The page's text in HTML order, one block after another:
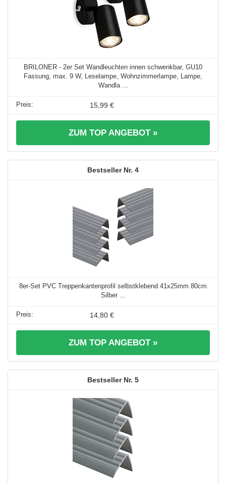
BRILONER - 2er Set Wandleuchten innen schwenkbar, GU10
Fassung, max. 9 W, Leselampe, Wohnzimmerlampe, Lampe,
Wandla ...
15,99 €
ZUM TOP ANGEBOT »
4
8er-Set PVC Treppenkantenprofil selbstklebend 41x25mm 80cm
Silber ...
14,80 €
ZUM TOP ANGEBOT »
5